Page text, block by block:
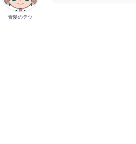
青髪のテツ